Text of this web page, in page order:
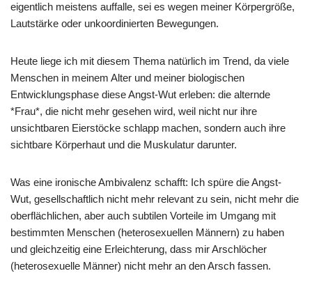
eigentlich meistens auffalle, sei es wegen meiner Körpergröße,
Lautstärke oder unkoordinierten Bewegungen.
Heute liege ich mit diesem Thema natürlich im Trend, da viele
Menschen in meinem Alter und meiner biologischen
Entwicklungsphase diese Angst-Wut erleben: die alternde
*Frau*, die nicht mehr gesehen wird, weil nicht nur ihre
unsichtbaren Eierstöcke schlapp machen, sondern auch ihre
sichtbare Körperhaut und die Muskulatur darunter.
Was eine ironische Ambivalenz schafft: Ich spüre die Angst-
Wut, gesellschaftlich nicht mehr relevant zu sein, nicht mehr die
oberflächlichen, aber auch subtilen Vorteile im Umgang mit
bestimmten Menschen (heterosexuellen Männern) zu haben
und gleichzeitig eine Erleichterung, dass mir Arschlöcher
(heterosexuelle Männer) nicht mehr an den Arsch fassen.